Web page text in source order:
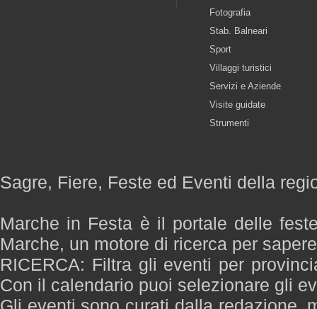
Fotografia
Stab. Balneari
Sport
Villaggi turistici
Servizi e Aziende
Visite guidate
Strumenti
Sagre, Fiere, Feste ed Eventi della
Marche in Festa è il portale delle
Marche, un motore di ricerca per
RICERCA: Filtra gli eventi per
Con il calendario puoi selezionare gli